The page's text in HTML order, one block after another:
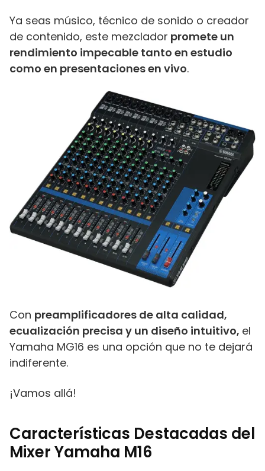
Ya seas músico, técnico de sonido o creador
de contenido, este mezclador promete un
rendimiento impecable tanto en estudio
como en presentaciones en vivo.
Con preamplificadores de alta calidad,
ecualización precisa y un diseño intuitivo, el
Yamaha MG16 es una opción que no te dejará
indiferente.
¡Vamos allá!
Características Destacadas del
Mixer Yamaha M16